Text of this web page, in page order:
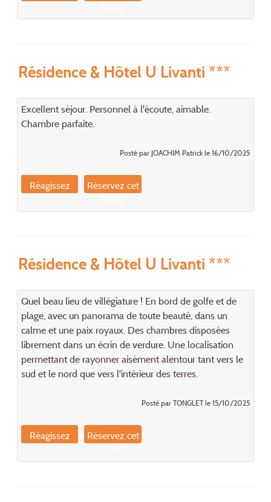
Résidence & Hôtel U Livanti ***
Excellent séjour. Personnel à l'écoute, aimable.
Chambre parfaite.
Posté par JOACHIM Patrick le 16/10/2025
Réagissez
Réservez cet
Résidence & Hôtel U Livanti ***
Quel beau lieu de villégiature ! En bord de golfe et de
plage, avec un panorama de toute beauté, dans un
calme et une paix royaux. Des chambres disposées
librement dans un écrin de verdure. Une localisation
permettant de rayonner aisément alentour tant vers le
sud et le nord que vers l'intérieur des terres.
Posté par TONGLET le 15/10/2025
Réagissez
Réservez cet